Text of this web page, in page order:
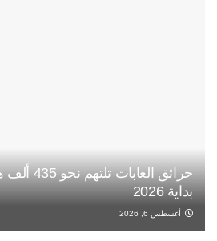
حرائق
بداية 2026
أغسطس 6, 2026